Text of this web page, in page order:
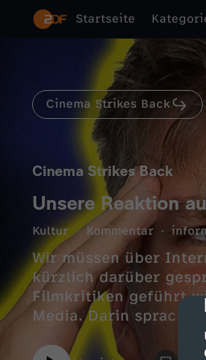
Startseite
Cinema Strikes Back
Cinema Strikes Back
Unsere Reaktion
Kultur Kommentar
Wir müssen über
kürzlich darüber
Filmkritiken geführt
Media. Darin sprach
Alper, Xenia und
Hasskommentaren